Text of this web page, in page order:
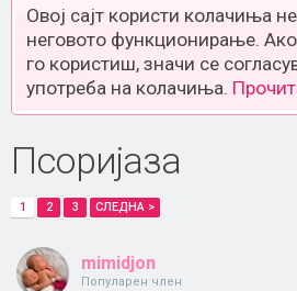
Овој сајт користи колачиња
неговото функционирање.
го користиш, значи се
употреба на колачиња.
Псоријаза
1 2 3 СЛЕДНА >
mimidjon
Популарен член